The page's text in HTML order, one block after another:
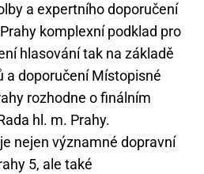
a expertního doporučení
komplexní podklad pro
hlasování tak na základě
a doporučení Místopisné
rozhodne o finálním
hl. m. Prahy.
nejen významné dopravní
5, ale také